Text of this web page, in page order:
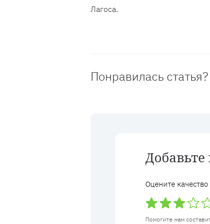
Лагоса.
Понравилась
Оцените
Помогите нам